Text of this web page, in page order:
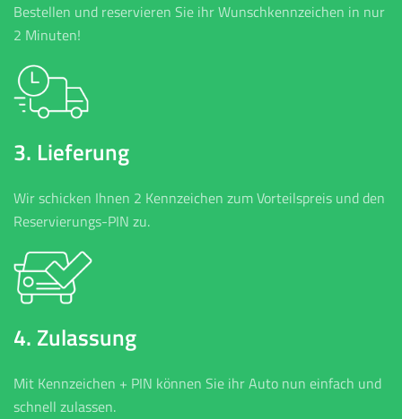
Bestellen und reservieren Sie ihr Wunschkennzeichen in nur
2 Minuten!
3. Lieferung
Wir schicken Ihnen 2 Kennzeichen zum Vorteilspreis und den
Reservierungs-PIN zu.
4. Zulassung
Mit Kennzeichen + PIN können Sie ihr Auto nun einfach und
schnell zulassen.